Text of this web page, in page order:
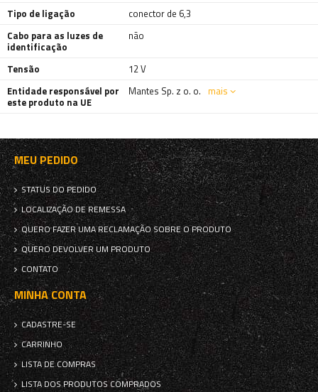
Tipo de ligação
conector de 6,3
Cabo para as luzes de
identificação
não
Tensão
12 V
Entidade responsável por
este produto na UE
Mantes Sp. z o. o. mais
MEU PEDIDO
STATUS DO PEDIDO
LOCALIZAÇÃO DE REMESSA
QUERO FAZER UMA RECLAMAÇÃO SOBRE O PRODUTO
QUERO DEVOLVER UM PRODUTO
CONTATO
MINHA CONTA
CADASTRE-SE
CARRINHO
LISTA DE COMPRAS
LISTA DOS PRODUTOS COMPRADOS